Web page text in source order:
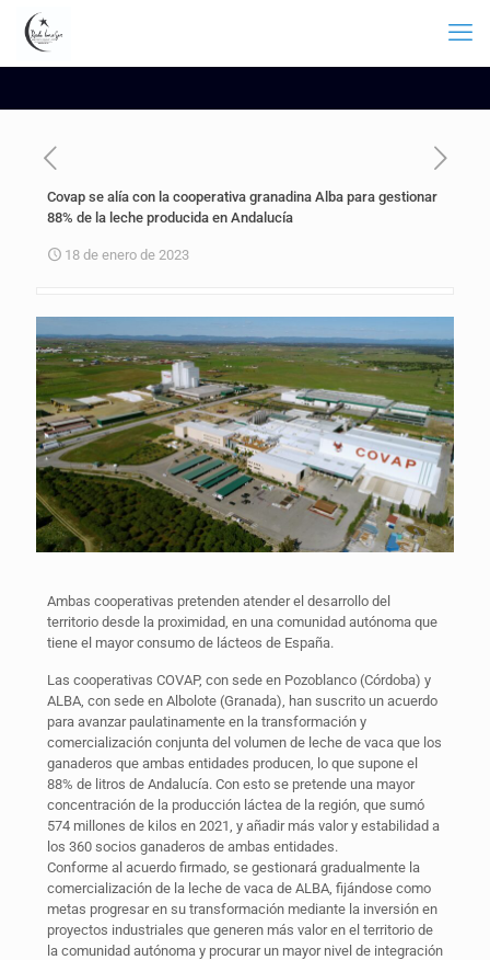
Covap se alía con la cooperativa granadina Alba para gestionar
88% de la leche producida en Andalucía
18 de enero de 2023
Ambas cooperativas pretenden atender el desarrollo del
territorio desde la proximidad, en una comunidad autónoma que
tiene el mayor consumo de lácteos de España.
Las cooperativas COVAP, con sede en Pozoblanco (Córdoba) y
ALBA, con sede en Albolote (Granada), han suscrito un acuerdo
para avanzar paulatinamente en la transformación y
comercialización conjunta del volumen de leche de vaca que los
ganaderos que ambas entidades producen, lo que supone el
88% de litros de Andalucía. Con esto se pretende una mayor
concentración de la producción láctea de la región, que sumó
574 millones de kilos en 2021, y añadir más valor y estabilidad a
los 360 socios ganaderos de ambas entidades.
Conforme al acuerdo firmado, se gestionará gradualmente la
comercialización de la leche de vaca de ALBA, fijándose como
metas progresar en su transformación mediante la inversión en
proyectos industriales que generen más valor en el territorio de
la comunidad autónoma y procurar un mayor nivel de integración